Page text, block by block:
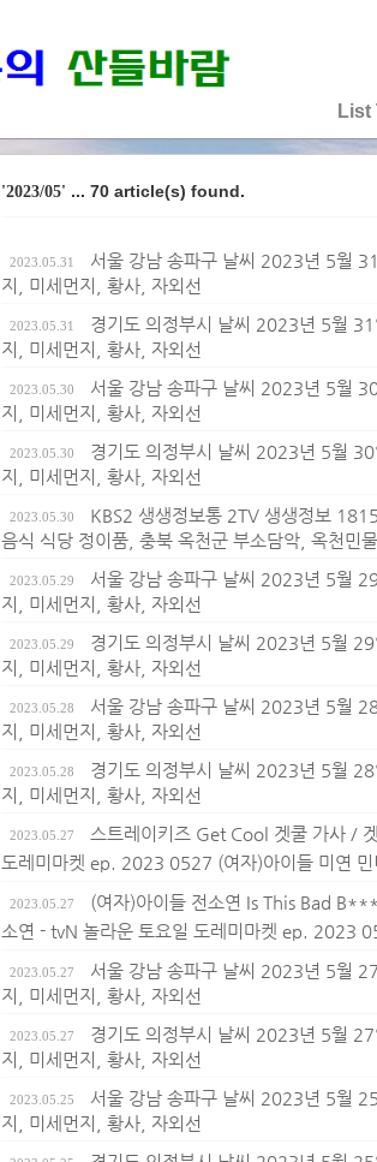
List
'2023/05' ... 70 article(s) found.
2023.05.31 서울 강남 송파구 날씨 2023년 5월
지, 미세먼지, 황사, 자외선
2023.05.31 경기도 의정부시 날씨 2023년 5월
지, 미세먼지, 황사, 자외선
2023.05.30 서울 강남 송파구 날씨 2023년 5월
지, 미세먼지, 황사, 자외선
2023.05.30 경기도 의정부시 날씨 2023년 5월
지, 미세먼지, 황사, 자외선
2023.05.30 KBS2 생생정보통 2TV 생생정보
음식 식당 정이품, 충북 옥천군 부소담악, 옥천민
2023.05.29 서울 강남 송파구 날씨 2023년 5월
지, 미세먼지, 황사, 자외선
2023.05.29 경기도 의정부시 날씨 2023년 5월
지, 미세먼지, 황사, 자외선
2023.05.28 서울 강남 송파구 날씨 2023년 5월
지, 미세먼지, 황사, 자외선
2023.05.28 경기도 의정부시 날씨 2023년 5월
지, 미세먼지, 황사, 자외선
2023.05.27 스트레이키즈 Get Cool 겟쿨 가사 /
도레미마켓 ep. 2023 0527 (여자)아이들 미연 민
2023.05.27 (여자)아이들 전소연 Is This Bad
소연 - tvN 놀라운 토요일 도레미마켓 ep. 2023
2023.05.27 서울 강남 송파구 날씨 2023년 5월
지, 미세먼지, 황사, 자외선
2023.05.27 경기도 의정부시 날씨 2023년 5월
지, 미세먼지, 황사, 자외선
2023.05.25 서울 강남 송파구 날씨 2023년 5월
지, 미세먼지, 황사, 자외선